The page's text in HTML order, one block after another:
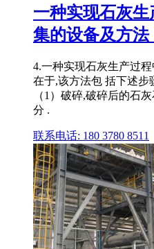
一种实现石灰
集的设备及方法
4.一种实现石灰生产过
在于,该方法包 括下述步
（1）破碎,破碎后的石
分 .
联系电话: 180 3780 8511